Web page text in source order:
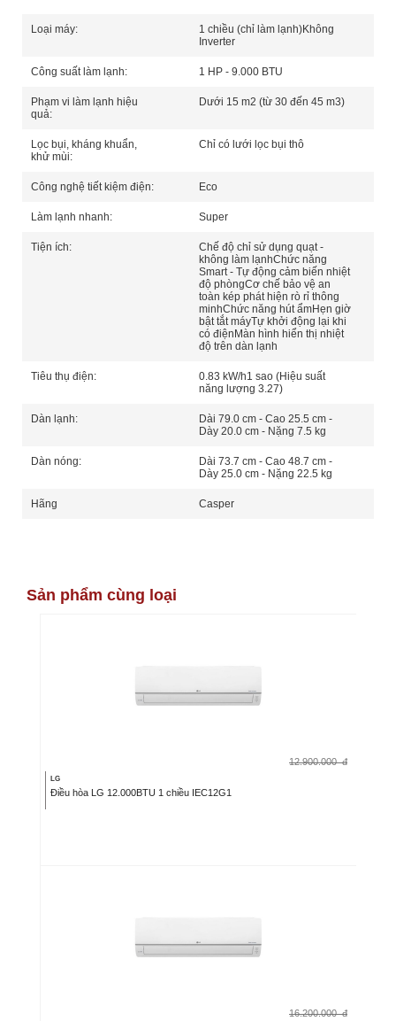
Loại máy: 1 chiều (chỉ làm lạnh)Không
Inverter
Công suất làm lạnh: 1 HP - 9.000 BTU
Phạm vi làm lạnh hiệu
quả:
Dưới 15 m2 (từ 30 đến 45 m3)
Lọc bụi, kháng khuẩn,
khử mùi:
Chỉ có lưới lọc bụi thô
Công nghệ tiết kiệm điện: Eco
Làm lạnh nhanh: Super
Tiện ích:
Chế độ chỉ sử dụng quạt -
không làm lạnhChức năng
Smart - Tự động cảm biến nhiệt
độ phòngCơ chế bảo vệ an
toàn kép phát hiện rò rỉ thông
minhChức năng hút ẩmHẹn giờ
bật tắt máyTự khởi động lại khi
có điệnMàn hình hiển thị nhiệt
độ trên dàn lạnh
Tiêu thụ điện: 0.83 kW/h1 sao (Hiệu suất
năng lượng 3.27)
Dàn lạnh:
Dài 79.0 cm - Cao 25.5 cm -
Dày 20.0 cm - Nặng 7.5 kg
Dàn nóng:
Dài 73.7 cm - Cao 48.7 cm -
Dày 25.0 cm - Nặng 22.5 kg
Hãng Casper
Sản phẩm cùng loại
12.900.000 đ
LG
Điều hòa LG 12.000BTU 1 chiều IEC12G1
16.200.000 đ